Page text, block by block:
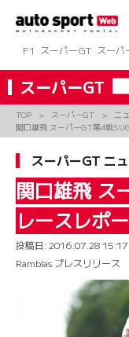
ツ
へ
ス
キ
プ
F1 スーパーGT スーパ
スーパーGT
TOP スーパーGT
ニ
関口雄飛 スーパーGT第4戦
スーパーGT ニ
関口雄飛 ス
レースレポ
投稿日: 2016.07.28 15:17
Ramblas プレスリリース